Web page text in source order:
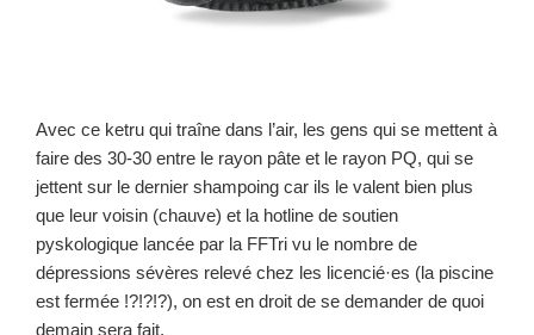
Avec ce ketru qui traîne dans l’air, les gens qui se mettent à
faire des 30-30 entre le rayon pâte et le rayon PQ, qui se
jettent sur le dernier shampoing car ils le valent bien plus
que leur voisin (chauve) et la hotline de soutien
pyskologique lancée par la FFTri vu le nombre de
dépressions sévères relevé chez les licencié·es (la piscine
est fermée !?!?!?), on est en droit de se demander de quoi
demain sera fait.